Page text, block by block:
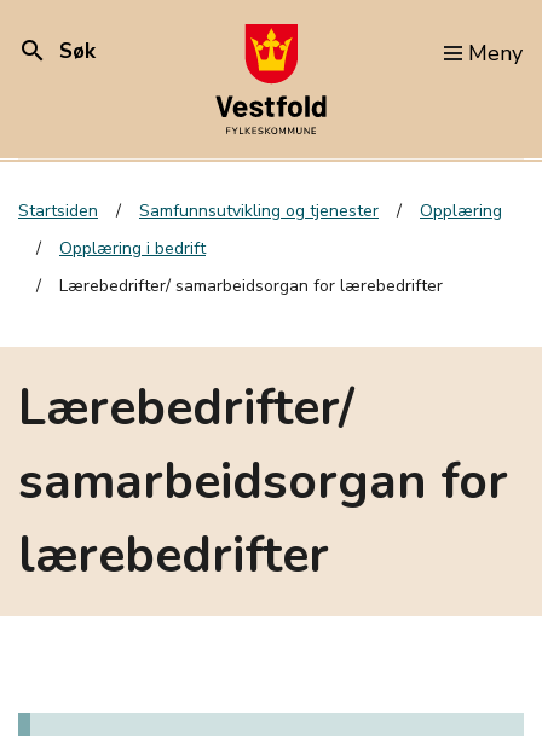
search Søk Meny
Startsiden Samfunnsutvikling og tjenester
Opplæring
Opplæring i bedrift
Lærebedrifter/ samarbeidsorgan for lærebedrifter
Lærebedrifter/
samarbeidsorgan for
lærebedrifter